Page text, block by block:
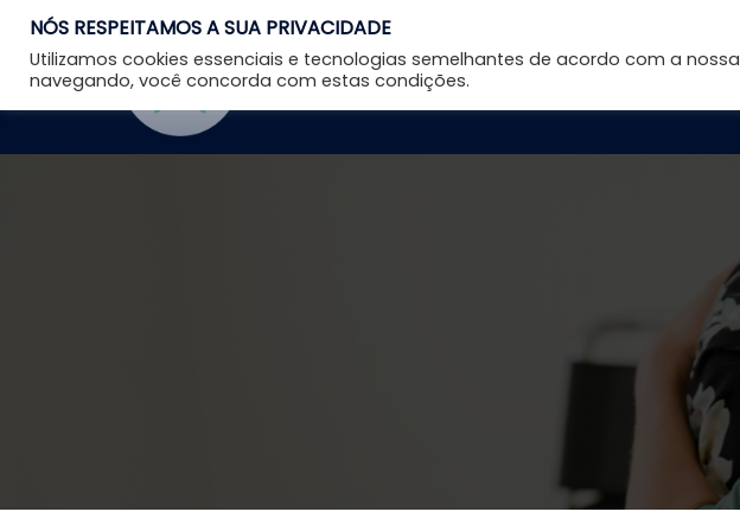
NÓS RESPEITAMOS A SUA PRIVACIDADE
Utilizamos cookies essenciais e tecnologias semelhantes de acordo com a nossa
navegando, você concorda com estas condições.